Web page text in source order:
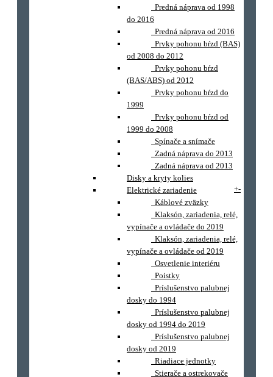
Predná náprava od 1998
do 2016
Predná náprava od 2016
Prvky pohonu bŕzd (BAS)
od 2008 do 2012
Prvky pohonu bŕzd
(BAS/ABS) od 2012
Prvky pohonu bŕzd do
1999
Prvky pohonu bŕzd od
1999 do 2008
Spínače a snímače
Zadná náprava do 2013
Zadná náprava od 2013
Disky a kryty kolies
Elektrické zariadenie
+-
Káblové zväzky
Klaksón, zariadenia, relé,
vypínače a ovládače do 2019
Klaksón, zariadenia, relé,
vypínače a ovládače od 2019
Osvetlenie interiéru
Poistky
Príslušenstvo palubnej
dosky do 1994
Príslušenstvo palubnej
dosky od 1994 do 2019
Príslušenstvo palubnej
dosky od 2019
Riadiace jednotky
Stierače a ostrekovače